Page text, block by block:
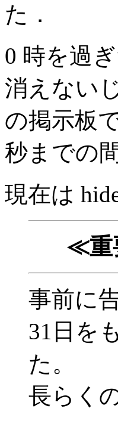
た．
0 時を過
消えない
の掲示板
秒までの
現在は
≪重
事前に
31日を
た。
長らく